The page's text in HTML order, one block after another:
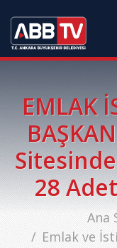
EMLAK
28
Ana
Emlak ve